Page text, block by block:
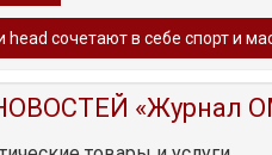
head сочетают в себе спорт и
«Журнал